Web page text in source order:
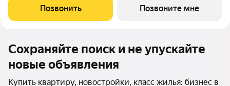
Здесь все под рукой: бассейн, фитнес-зона и ресторан. В лобби
встречает консьерж, а
Позвонить Позвоните мне
Сохраняйте поиск и не упускайте
новые объявления
Купить квартиру, новостройки, класс жилья: бизнес в